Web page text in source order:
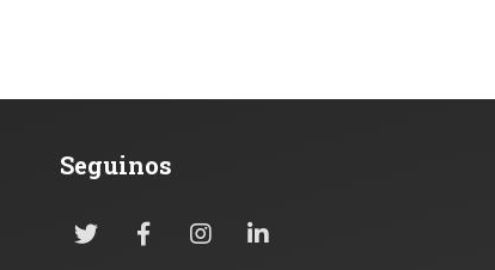
Seguinos